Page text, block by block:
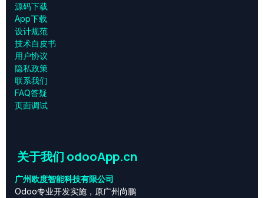
源码下载
App下载
设计规范
技术白皮书
用户协议
‎隐私政策‎
联系我们
FAQ答疑
页面调试
关于我们 odooApp.cn
广州欧度智能科技有限公司
Odoo专业开发实施，原广州尚鹏